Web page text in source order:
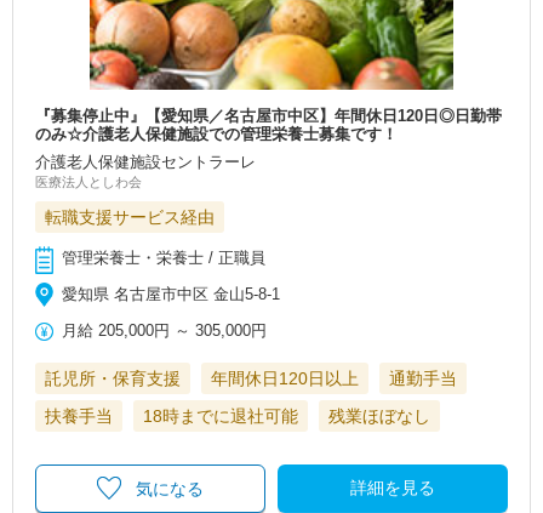
『募集停止中』【愛知県／名古屋市中区】年間休日120日◎日勤帯
のみ☆介護老人保健施設での管理栄養士募集です！
介護老人保健施設セントラーレ
医療法人としわ会
転職支援サービス経由
管理栄養士・栄養士 / 正職員
愛知県 名古屋市中区 金山5‐8‐1
月給 205,000円 ～305,000円
託児所・保育支援 年間休日120日以上
通勤手当
扶養手当
18時までに退社可能 残業ほぼなし
詳細を見る
気になる